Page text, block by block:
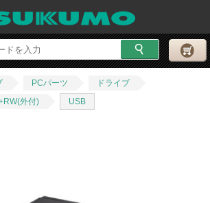
PCパーツ
ドライブ
外付)
USB